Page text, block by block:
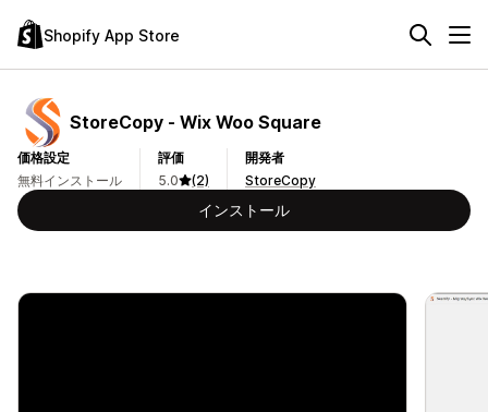
Shopify App Store
StoreCopy ‑ Wix Woo Square
価格設定
無料インストール
評価
5.0
(2)
開発者
StoreCopy
インストール